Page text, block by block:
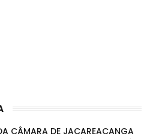
CÂMARA DE JACAREACANGA